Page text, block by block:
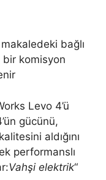
bağlı
bir komisyon
Levo 4’ü
gücünü,
aldığını
performanslı
Vahşi elektrik“